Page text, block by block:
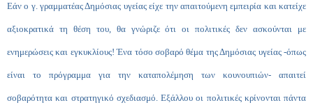
Εάν ο γ. γραμματέας Δημόσιας υγείας είχε την απαιτούμενη εμπειρία και κατείχε
αξιοκρατικά τη θέση του, θα γνώριζε ότι οι πολιτικές δεν ασκούνται με
ενημερώσεις και εγκυκλίους! Ένα τόσο σοβαρό θέμα της Δημόσιας υγείας -όπως
είναι το πρόγραμμα για την καταπολέμηση των κουνουπιών- απαιτεί
σοβαρότητα και στρατηγικό σχεδιασμό. Εξάλλου οι πολιτικές κρίνονται πάντα